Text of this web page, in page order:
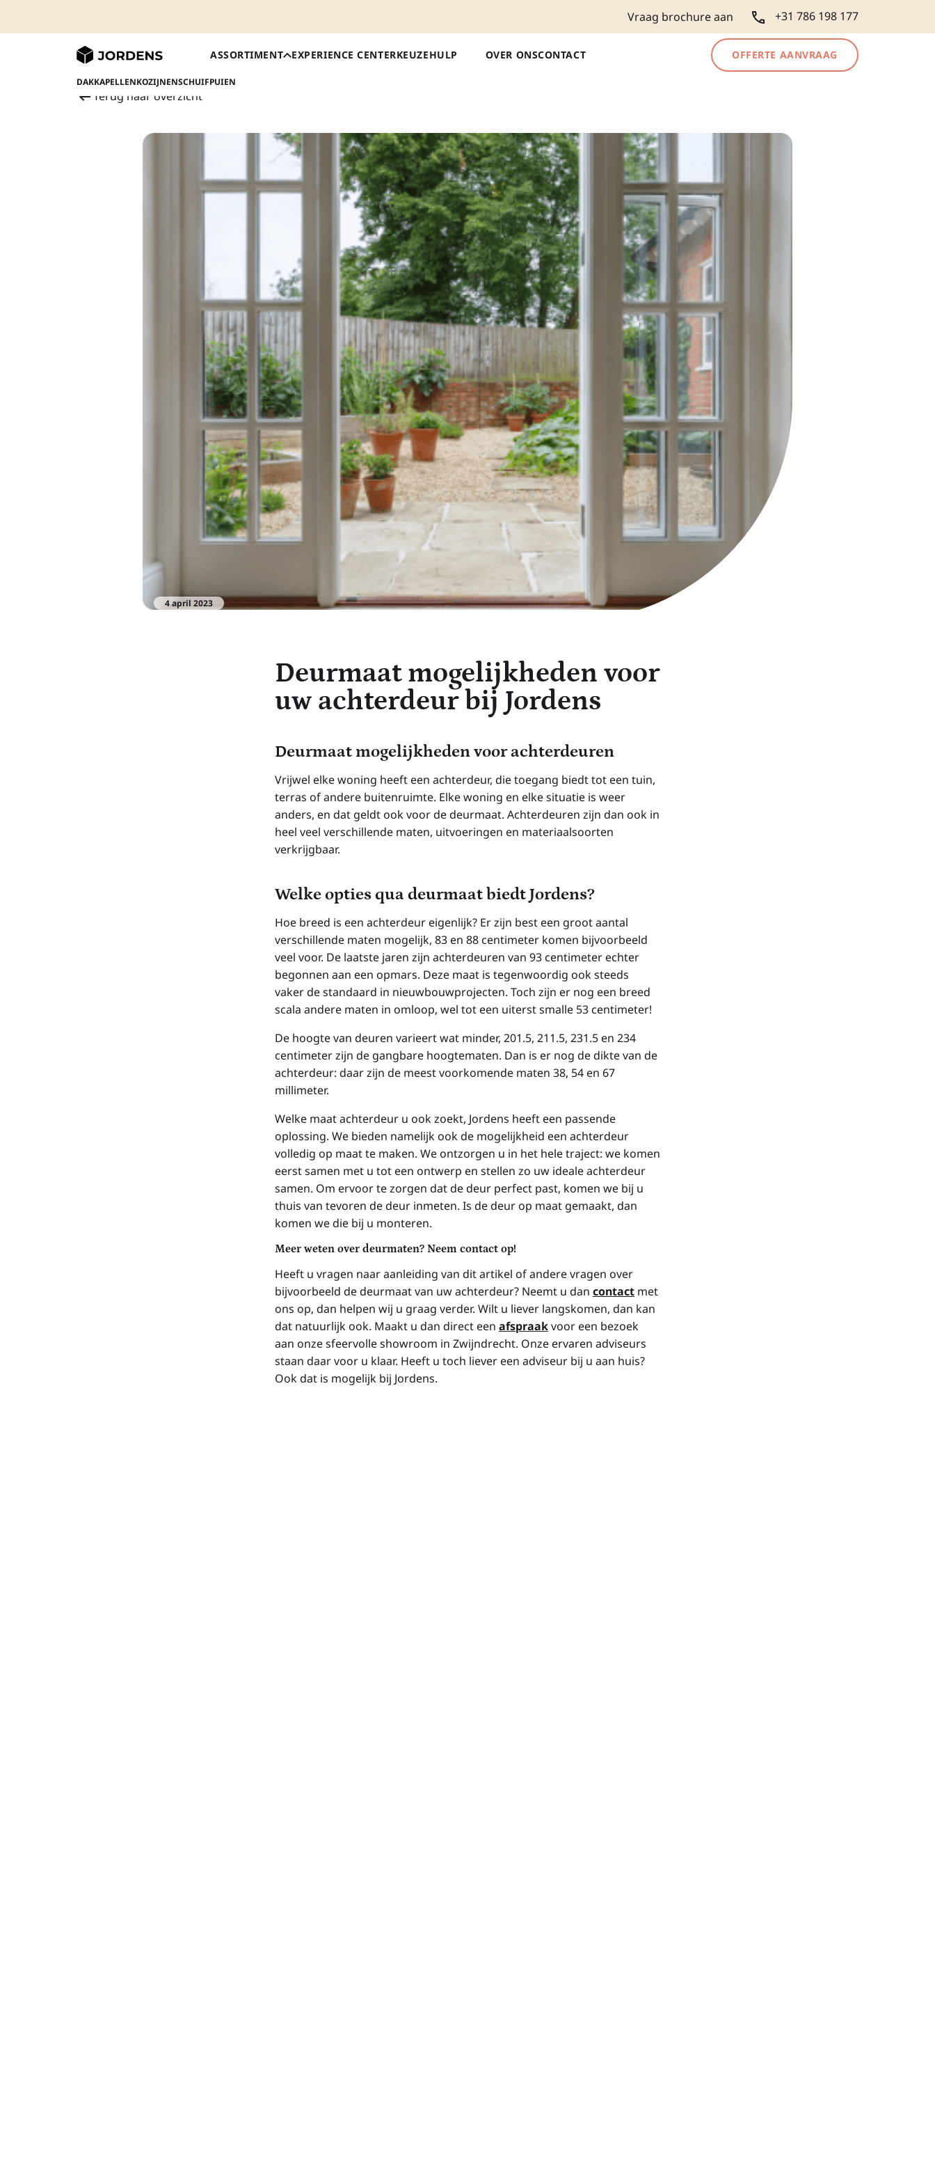
Vraag brochure aan +31 786 198 177
ASSORTIMENT EXPERIENCE CENTERKEUZEHULP OVER ONSCONTACT OFFERTE AANVRAAG
DAKKAPELLENKOZIJNENSCHUIFPUIEN
Terug naar overzicht
4 april 2023
Deurmaat mogelijkheden voor
uw achterdeur bij Jordens
Deurmaat mogelijkheden voor achterdeuren
Vrijwel elke woning heeft een achterdeur, die toegang biedt tot een tuin,
terras of andere buitenruimte. Elke woning en elke situatie is weer
anders, en dat geldt ook voor de deurmaat. Achterdeuren zijn dan ook in
heel veel verschillende maten, uitvoeringen en materiaalsoorten
verkrijgbaar.
Welke opties qua deurmaat biedt Jordens?
Hoe breed is een achterdeur eigenlijk? Er zijn best een groot aantal
verschillende maten mogelijk, 83 en 88 centimeter komen bijvoorbeeld
veel voor. De laatste jaren zijn achterdeuren van 93 centimeter echter
begonnen aan een opmars. Deze maat is tegenwoordig ook steeds
vaker de standaard in nieuwbouwprojecten. Toch zijn er nog een breed
scala andere maten in omloop, wel tot een uiterst smalle 53 centimeter!
De hoogte van deuren varieert wat minder, 201.5, 211.5, 231.5 en 234
centimeter zijn de gangbare hoogtematen. Dan is er nog de dikte van de
achterdeur: daar zijn de meest voorkomende maten 38, 54 en 67
millimeter.
Welke maat achterdeur u ook zoekt, Jordens heeft een passende
oplossing. We bieden namelijk ook de mogelijkheid een achterdeur
volledig op maat te maken. We ontzorgen u in het hele traject: we komen
eerst samen met u tot een ontwerp en stellen zo uw ideale achterdeur
samen. Om ervoor te zorgen dat de deur perfect past, komen we bij u
thuis van tevoren de deur inmeten. Is de deur op maat gemaakt, dan
komen we die bij u monteren.
Meer weten over deurmaten? Neem contact op!
Heeft u vragen naar aanleiding van dit artikel of andere vragen over
bijvoorbeeld de deurmaat van uw achterdeur? Neemt u dan contact met
ons op, dan helpen wij u graag verder. Wilt u liever langskomen, dan kan
dat natuurlijk ook. Maakt u dan direct een afspraakvoor een bezoek
aan onze sfeervolle showroom in Zwijndrecht. Onze ervaren adviseurs
staan daar voor u klaar. Heeft u toch liever een adviseur bij u aan huis?
Ook dat is mogelijk bij Jordens.